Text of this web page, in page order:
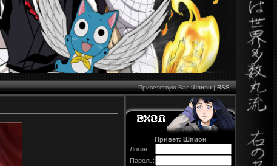
Приветствую Вас Шпион|RSS
Привет: Шпион
Логин:
Пароль: